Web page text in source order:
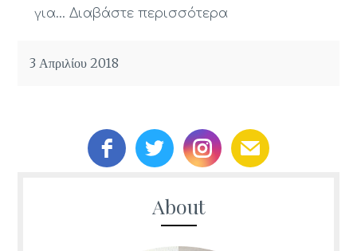
για… Διαβάστε περισσότερα
3 Απριλίου 2018
About